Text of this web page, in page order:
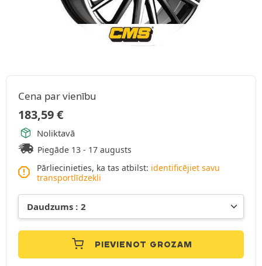
Cena par vienību
183,59€
Noliktavā
Piegāde 13 - 17 augusts
Pārliecinieties, ka tas atbilst: identificējiet savu
transportlīdzekli
PIEVIENOT GROZAM